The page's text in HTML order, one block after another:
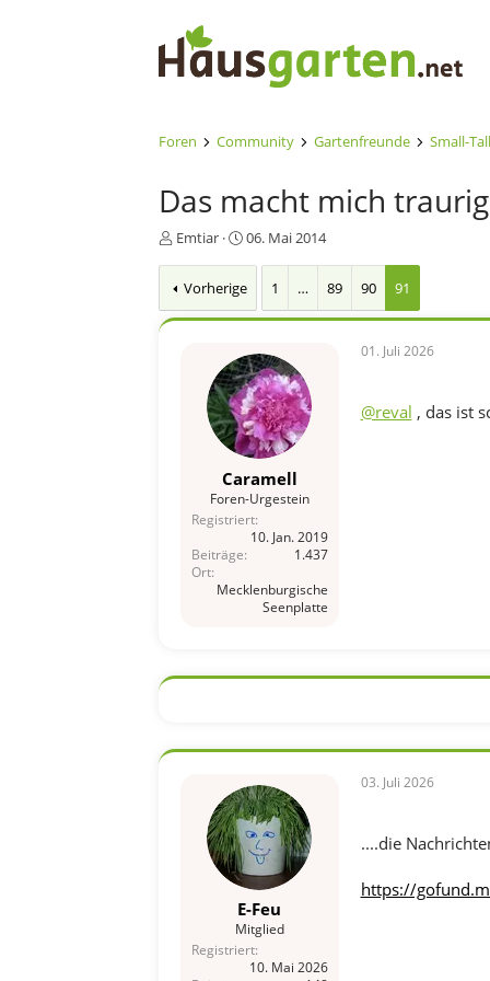
Foren Community Gartenfreunde Small-
Das macht mich traurig
E
t
e
Emtiar
E
t
e
l
t
a
m
06. Mai 2014
Vorherige 1 … 89 90 91
Caramell
Foren-Urgestein
Registriert
10. Jan. 2019
Beiträge
1.437
Ort
Mecklenburgische
Seenplatte
01. Juli 2026
@reval , das ist
E-Feu
Mitglied
Registriert
10. Mai 2026
03. Juli 2026
....die
https://